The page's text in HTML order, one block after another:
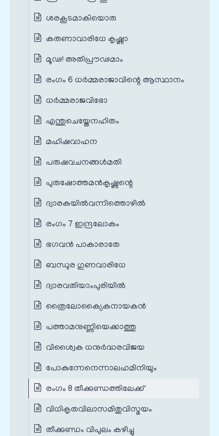
ശരകൂടമാകിയൊരു
കരുണാവാരിധേ കൃഷ്ണാ
മൂഢ! അതിപ്രൗഢമാം
രംഗം 6 ധർമ്മരാജാവിന്റെ ആസ്ഥാനം
ധർമ്മരാജവിഭോ
എന്തുചെയ്തേനഹിതം
മഹിഷവാഹന
പരുഷവചനങ്ങൾമതി
പുരുഷോത്തമൻകൃഷ്ണന്റെ
ദ്വാരകയിൽവന്നിത്തൊഴിൽ
രംഗം 7 ഇന്ദ്രലോകം
ഭഗവൻ പാകാരാതേ
ബന്ധുര ഗുണവാരിധേ
ദ്വാരവതിയാംപുരിയിൽ
ത്രൈലോക്യൈകനായകൻ
പത്താമനുണ്ണിയെക്കാത്തു
വിശ്വൈക ധനുർദ്ധരവിജയ
പോകുന്നേനെന്നാലഹമിനിയും
രംഗം 8 തീക്കുണ്ഡത്തിലേക്ക്
വിധികൃതവിലാസമിതുവിസ്മയം
തീക്കുണ്ഡം വിപുലം കഴിച്ചു